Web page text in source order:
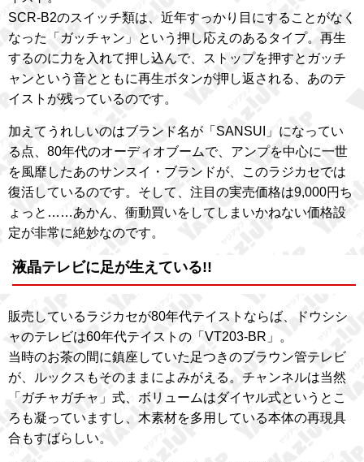
SCR-B2のスイッチ類は、近年すっかり目にすることがなく
なった「ガッチャン」という押し応えのあるタイプ。再生
するのに力を入れて押し込んで、ストップを押すとガッチ
ャンという音とともに再生ボタンが押し返される、あのテ
イストが残っているのです。
加えてうれしいのはブランド名が「SANSUI」になってい
る点、80年代のオーディオブームで、アンプを中心に一世
を風靡したあのサンスイ・ブランドが、このラジカセでは
復活しているのです。そして、注目の実売価格は9,000円ち
ょっと……あかん、衝動買いをしてしまいかねない価格設
定が非常に絶妙なのです。
液晶テレビに足が生えている!!
販売しているラジカセが80年代テイストならば、ドウシシ
ャのテレビは60年代テイストの「VT203-BR」。
当時のお茶の間に鎮座していた足つきのブラウン管テレビ
が、ルックスもそのままによみがえる。チャンネルは当然
「ガチャガチャ」式、ボリュームはダイヤル式というとこ
ろも凝っていますし、木素材を多用している本体の再現具
合もすばらしい。